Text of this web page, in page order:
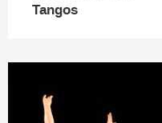
Tangos